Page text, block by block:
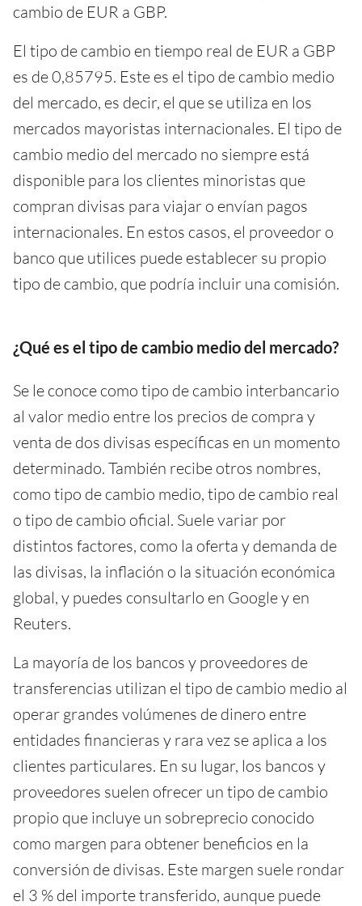
cambio de EUR a GBP.
El tipo de cambio en tiempo real de EUR a GBP
es de 0,85795. Este es el tipo de cambio medio
del mercado, es decir, el que se utiliza en los
mercados mayoristas internacionales. El tipo de
cambio medio del mercado no siempre está
disponible para los clientes minoristas que
compran divisas para viajar o envían pagos
internacionales. En estos casos, el proveedor o
banco que utilices puede establecer su propio
tipo de cambio, que podría incluir una comisión.
¿Qué es el tipo de cambio medio del mercado?
Se le conoce como tipo de cambio interbancario
al valor medio entre los precios de compra y
venta de dos divisas específicas en un momento
determinado. También recibe otros nombres,
como tipo de cambio medio, tipo de cambio real
o tipo de cambio oficial. Suele variar por
distintos factores, como la oferta y demanda de
las divisas, la inflación o la situación económica
global, y puedes consultarlo en Google y en
Reuters.
La mayoría de los bancos y proveedores de
transferencias utilizan el tipo de cambio medio al
operar grandes volúmenes de dinero entre
entidades financieras y rara vez se aplica a los
clientes particulares. En su lugar, los bancos y
proveedores suelen ofrecer un tipo de cambio
propio que incluye un sobreprecio conocido
como margen para obtener beneficios en la
conversión de divisas. Este margen suele rondar
el 3 % del importe transferido, aunque puede